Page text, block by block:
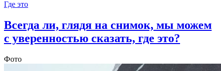
Где это
Всегда ли, глядя на снимок, мы можем
с уверенностью сказать, где это?
Фото